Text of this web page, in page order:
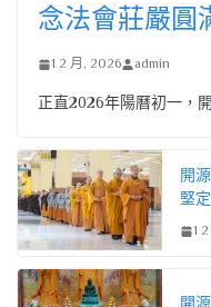
念法會莊嚴圓
1 2 月, 2026 admin
正直2026年陽曆初一，
開
堅
1
開